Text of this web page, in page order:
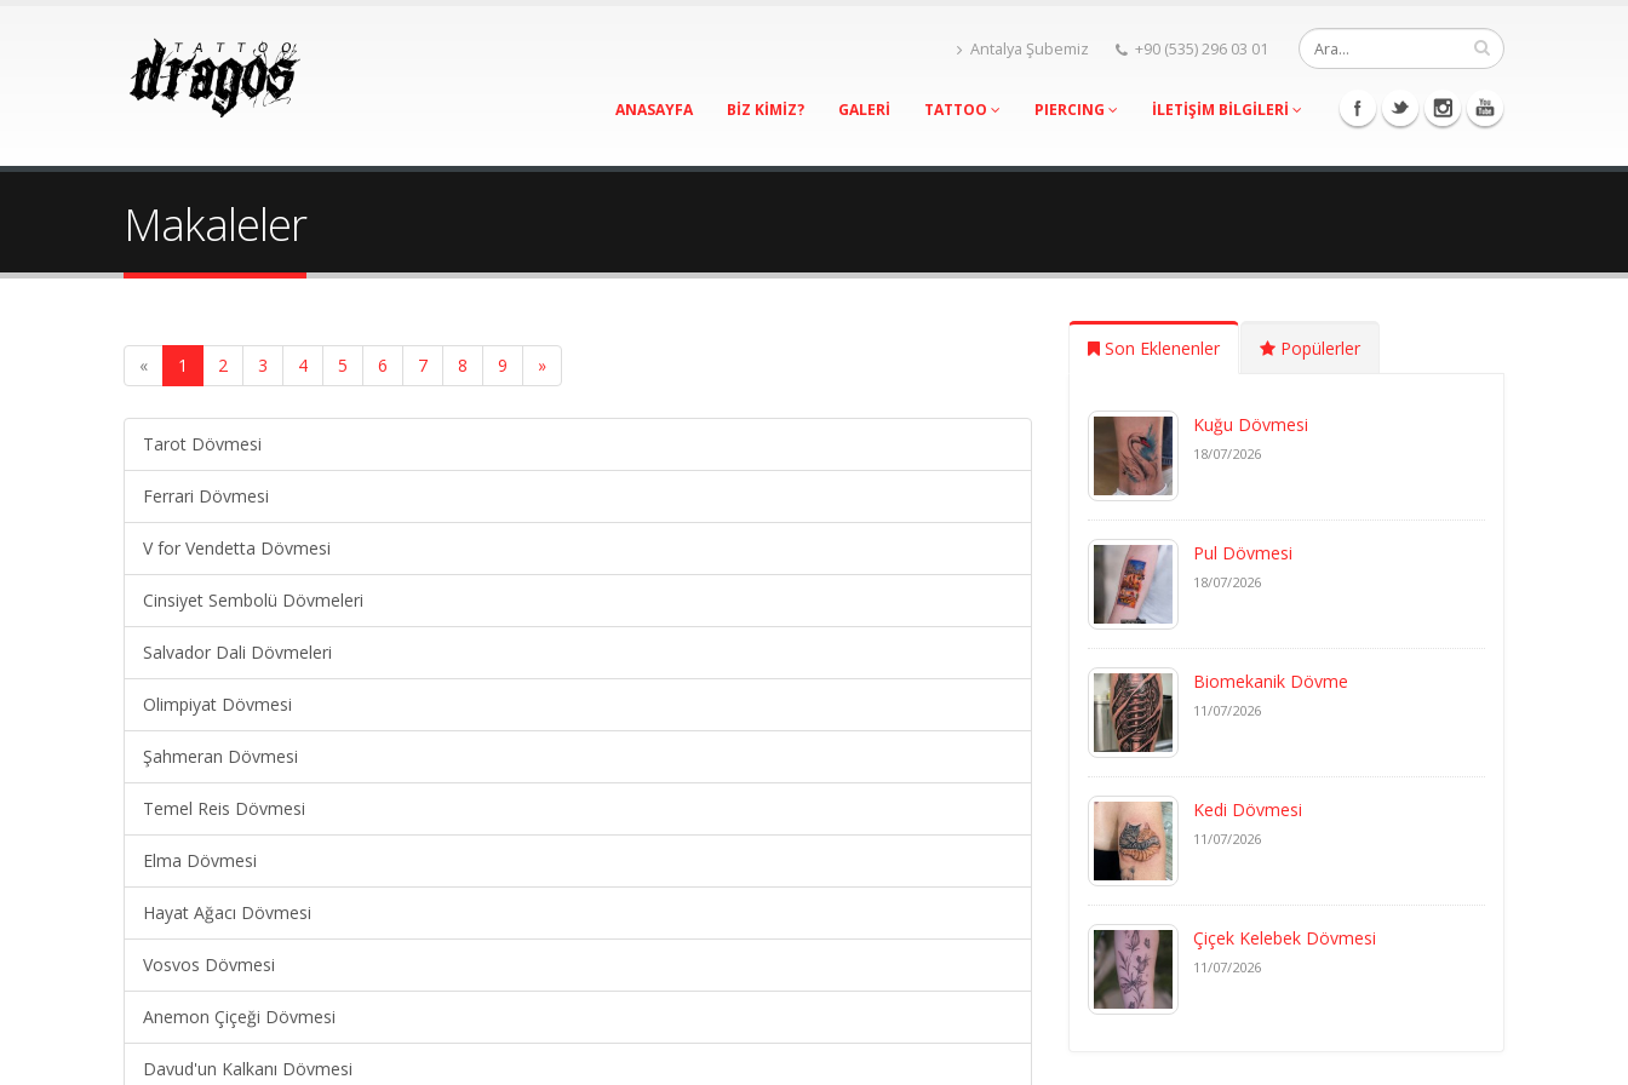
Antalya Şubemiz +90 (535) 296 03 01
ANASAYFA BİZ KİMİZ? GALERİ TATTOO PIERCING İLETİŞİM BİLGİLERİ
Makaleler
« 1 2 3 4 5 6 7 8 9 »
Tarot Dövmesi
Ferrari Dövmesi
V for Vendetta Dövmesi
Cinsiyet Sembolü Dövmeleri
Salvador Dali Dövmeleri
Olimpiyat Dövmesi
Şahmeran Dövmesi
Temel Reis Dövmesi
Elma Dövmesi
Hayat Ağacı Dövmesi
Vosvos Dövmesi
Anemon Çiçeği Dövmesi
Davud'un Kalkanı Dövmesi
Son Eklenenler Popülerler
Kuğu Dövmesi
18/07/2026
Pul Dövmesi
18/07/2026
Biomekanik Dövme
11/07/2026
Kedi Dövmesi
11/07/2026
Çiçek Kelebek Dövmesi
11/07/2026